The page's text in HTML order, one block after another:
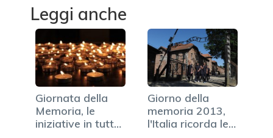
Leggi anche
Giornata della
Memoria, le
iniziative in tutta
Giorno della
memoria 2013,
l'Italia ricorda le…